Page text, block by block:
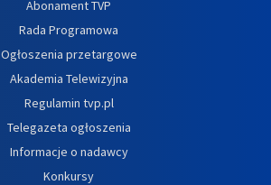
Abonament TVP
Rada Programowa
Ogłoszenia przetargowe
Akademia Telewizyjna
Regulamin tvp.pl
Telegazeta ogłoszenia
Informacje o nadawcy
Konkursy